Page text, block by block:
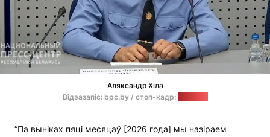
Аляксандр Хіла
Відэазапіс: bpc.by / стоп-кадр:
“Па выніках пяці месяцаў [2026 года] мы назіраем